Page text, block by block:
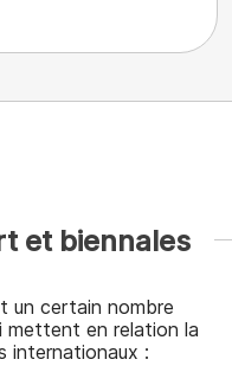
et biennales
un certain nombre
mettent en relation la
internationaux :